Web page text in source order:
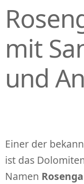
mit
und
Einer der
ist das
Namen